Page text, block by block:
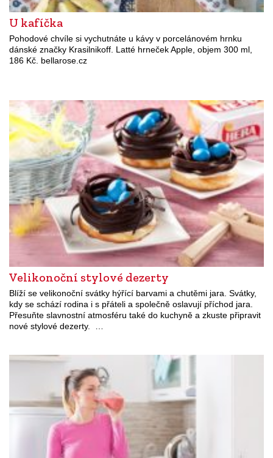
U kafíčka
Pohodové chvíle si vychutnáte u kávy v porcelánovém hrnku
dánské značky Krasilnikoff. Latté hrneček Apple, objem 300 ml,
186 Kč. bellarose.cz
Velikonoční stylové dezerty
Blíží se velikonoční svátky hýřící barvami a chutěmi jara. Svátky,
kdy se schází rodina i s přáteli a společně oslavují příchod jara.
Přesuňte slavnostní atmosféru také do kuchyně a zkuste připravit
nové stylové dezerty. …